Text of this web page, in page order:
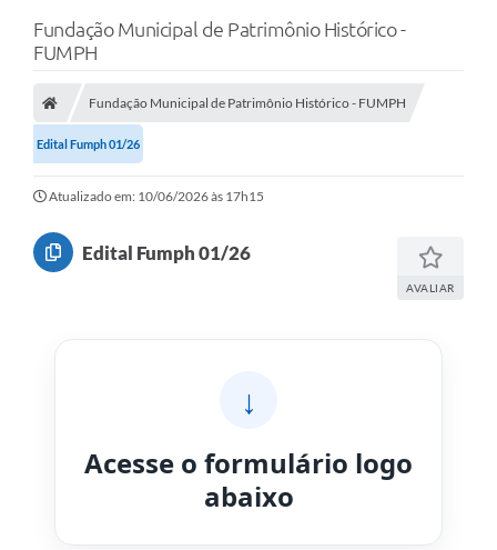
Fundação Municipal de Patrimônio Histórico -
FUMPH
Fundação Municipal de Patrimônio Histórico - FUMPH
Edital Fumph 01/26
Atualizado em: 10/06/2026 às 17h15
Edital Fumph 01/26
AVALIAR
↓
Acesse o formulário logo
abaixo